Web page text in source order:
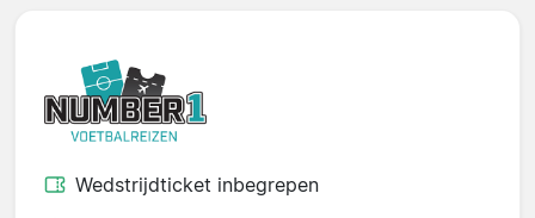
Wedstrijdticket inbegrepen